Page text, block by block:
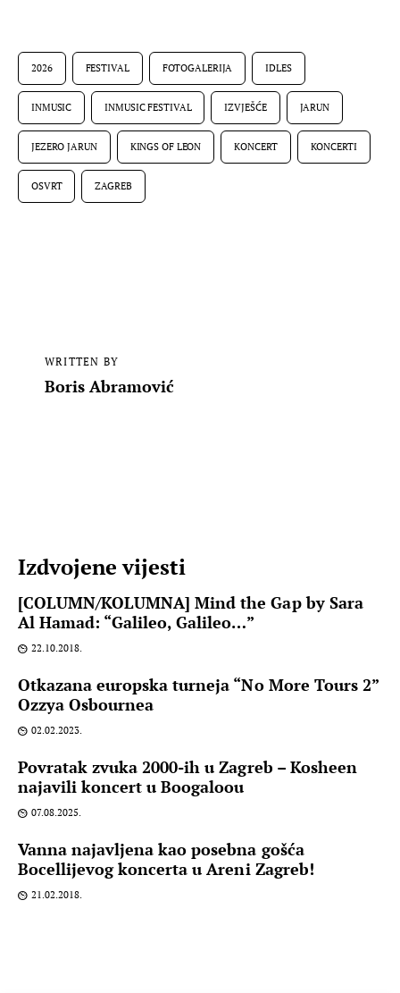
2026 FESTIVAL FOTOGALERIJA IDLES
INMUSIC INMUSIC FESTIVAL IZVJEŠĆE JARUN
JEZERO JARUN KINGS OF LEON KONCERT KONCERTI
OSVRT ZAGREB
WRITTEN BY
Boris Abramović
Izdvojene vijesti
[COLUMN/KOLUMNA] Mind the Gap by Sara
Al Hamad: “Galileo, Galileo…”
22.10.2018.
Otkazana europska turneja “No More Tours 2”
Ozzya Osbournea
02.02.2023.
Povratak zvuka 2000-ih u Zagreb – Kosheen
najavili koncert u Boogaloou
07.08.2025.
Vanna najavljena kao posebna gošća
Bocellijevog koncerta u Areni Zagreb!
21.02.2018.